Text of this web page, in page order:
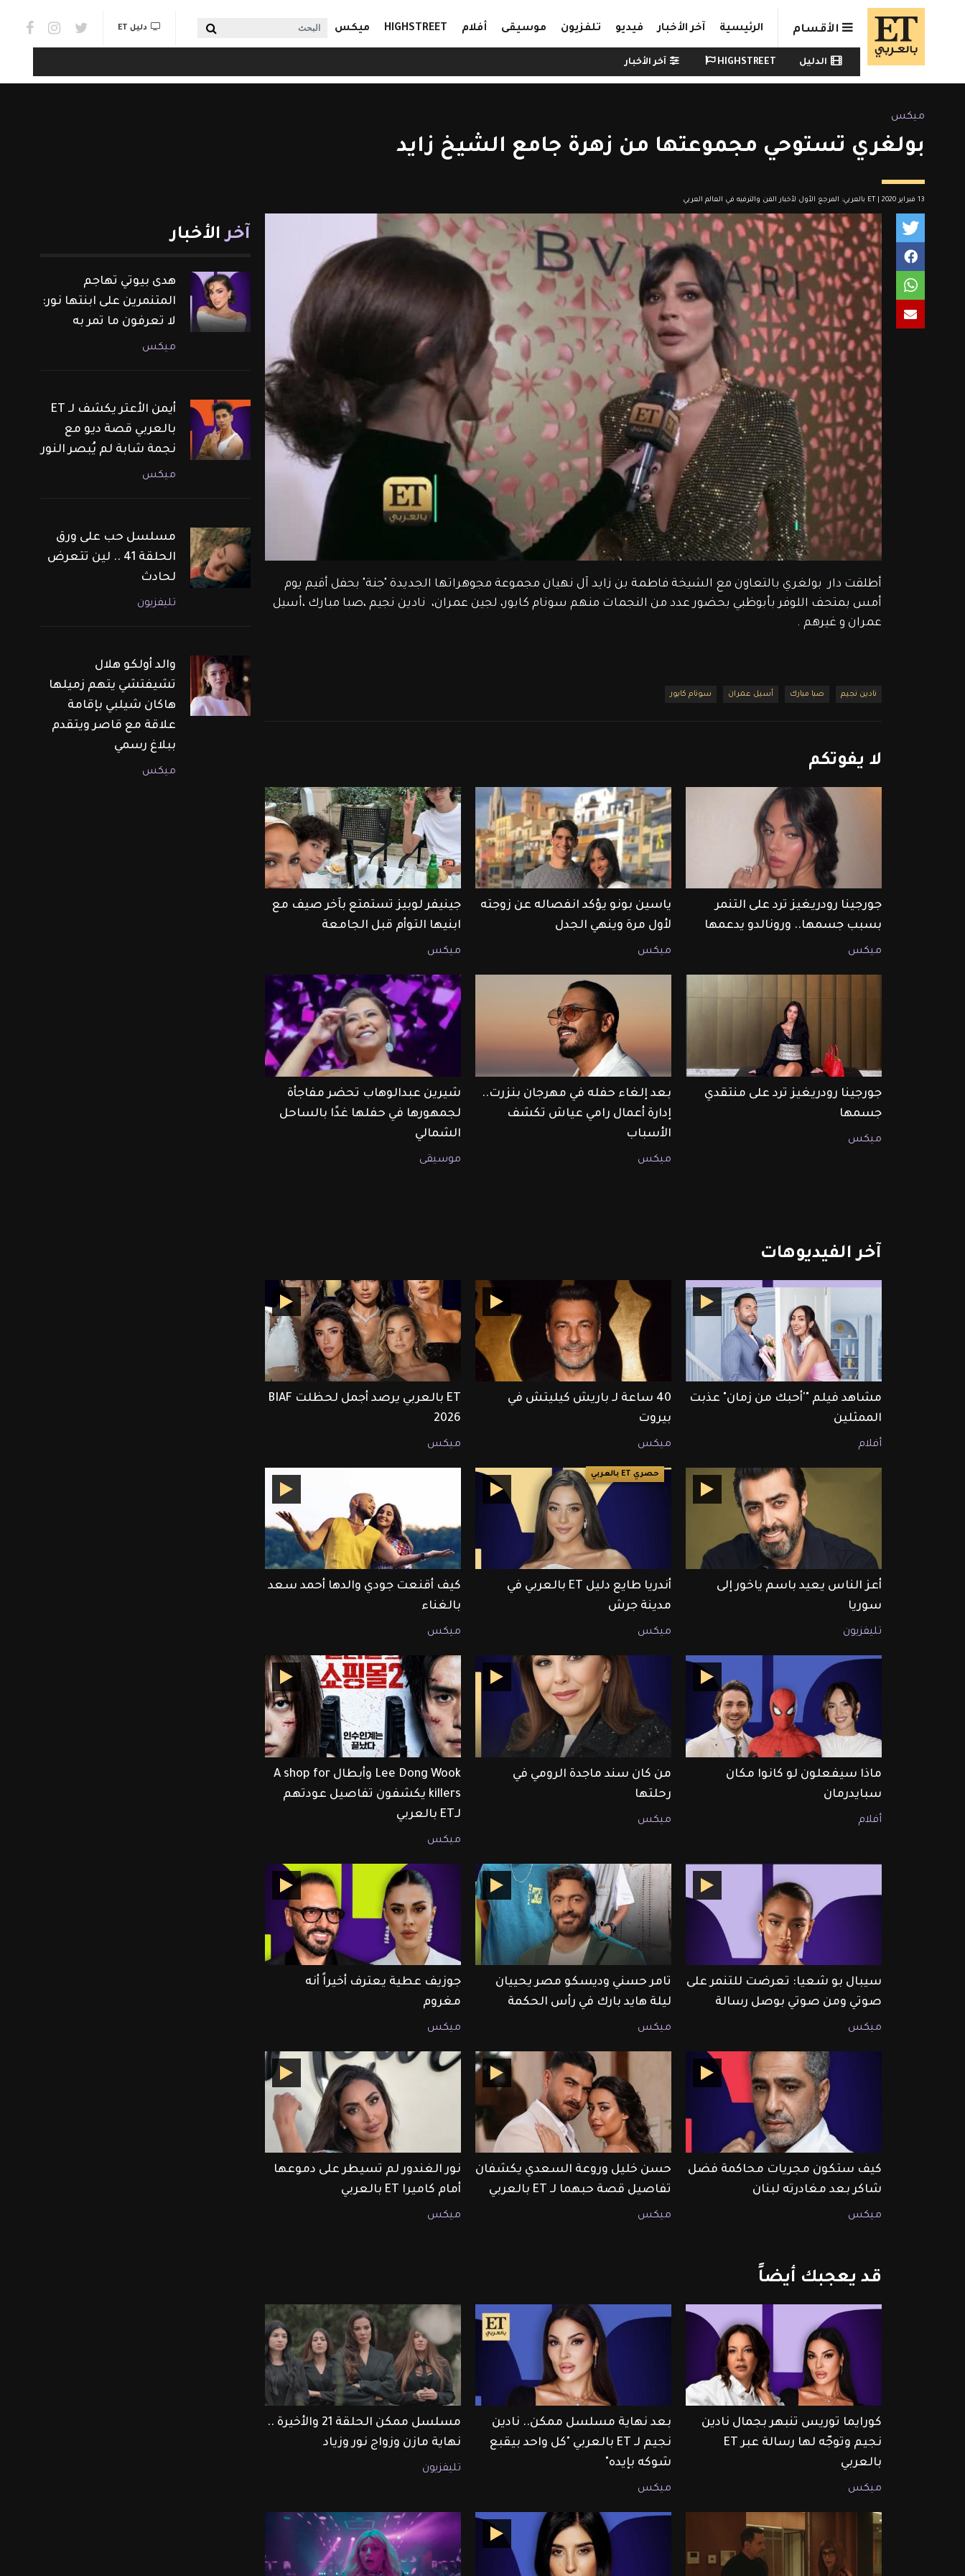
Skip to main content
الأقسام الرئيسية آخر الأخبار فيديو تلفزيون موسيقى أفلام HIGHSTREET ميكس البحث links & Watch
دليل ET
Watch menu
الدليل HIGHSTREET آخر الأخبار
ميكس
بولغري تستوحي مجموعتها من زهرة جامع الشيخ زايد
13 فبراير 2020 | ET بالعربي: المرجع الأول لأخبار الفن والترفيه في العالم العربي
أطلقت دار  بولغري بالتعاون مع الشيخة فاطمة بن زايد آل نهيان مجموعة مجوهراتها الجديدة "جنة" بحفل أقيم يوم
أمس بمتحف اللوفر بأبوظبي بحضور عدد من النجمات منهم سونام كابور، لجين عمران،  نادين نجيم ،صبا مبارك ،أسيل
عمران و غيرهم .
نادين نجيم صبا مبارك أسيل عمران سونام كابور
لا يفوتكم
جورجينا رودريغيز ترد على التنمر
بسبب جسمها.. ورونالدو يدعمها
ميكس
ياسين بونو يؤكد انفصاله عن زوجته
لأول مرة وينهي الجدل
ميكس
جينيفر لوبيز تستمتع بآخر صيف مع
ابنيها التوأم قبل الجامعة
ميكس
جورجينا رودريغيز ترد على منتقدي
جسمها
ميكس
بعد إلغاء حفله في مهرجان بنزرت..
إدارة أعمال رامي عياش تكشف
الأسباب
ميكس
شيرين عبدالوهاب تحضر مفاجأة
لجمهورها في حفلها غدًا بالساحل
الشمالي
موسيقى
آخر الفيديوهات
مشاهد فيلم "'أحبك من زمان" عذبت
الممثلين
أفلام
40 ساعة لـ باريش كيليتش في
بيروت
ميكس
ET بالعربي يرصد أجمل لحظلت BIAF
2026
ميكس
أعز الناس يعيد باسم ياخور إلى
سوريا
تليفزيون
حصري ET بالعربي
أندريا طايع دليل ET بالعربي في
مدينة جرش
ميكس
كيف أقنعت جودي والدها أحمد سعد
بالغناء
ميكس
ماذا سيفعلون لو كانوا مكان
سبايدرمان
أفلام
من كان سند ماجدة الرومي في
رحلتها
ميكس
Lee Dong Wook وأبطال A shop for
killers يكشفون تفاصيل عودتهم
لـET بالعربي
ميكس
سيبال بو شعيا: تعرضت للتنمر على
صوتي ومن صوتي بوصل رسالة
ميكس
تامر حسني وديسكو مصر يحييان
ليلة هايد بارك في رأس الحكمة
ميكس
جوزيف عطية يعترف أخيراً أنه
مغروم
ميكس
كيف ستكون مجريات محاكمة فضل
شاكر بعد مغادرته لبنان
ميكس
حسن خليل وروعة السعدي يكشفان
تفاصيل قصة حبهما لـ ET بالعربي
ميكس
نور الغندور لم تسيطر على دموعها
أمام كاميرا ET بالعربي
ميكس
قد يعجبك أيضاً
كورايما توريس تنبهر بجمال نادين
نجيم وتوجّه لها رسالة عبر ET
بالعربي
ميكس
بعد نهاية مسلسل ممكن.. نادين
نجيم لـ ET بالعربي "كل واحد بيقبع
شوكه بإيده"
ميكس
مسلسل ممكن الحلقة 21 والأخيرة ..
نهاية مازن وزواج نور وزياد
تليفزيون
آخر الأخبار
هدى بيوتي تهاجم
المتنمرين على ابنتها نور:
لا تعرفون ما تمر به
ميكس
أيمن الأعتر يكشف لـ ET
بالعربي قصة ديو مع
نجمة شابة لم يُبصر النور
ميكس
مسلسل حب على ورق
الحلقة 41 .. لين تتعرض
لحادث
تليفزيون
والد أولكو هلال
تشيفتشي يتهم زميلها
هاكان شيلبي بإقامة
علاقة مع قاصر ويتقدم
ببلاغ رسمي
ميكس